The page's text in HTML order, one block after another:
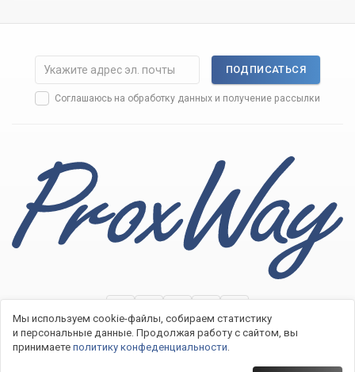
ПОДПИСАТЬСЯ
Соглашаюсь на обработку данных и получение рассылки
2007−2026 © Системы контроля доступа ProxWay
Мы используем cookie-файлы, собираем статистику
и персональные данные. Продолжая работу с сайтом, вы
принимаете политику конфеденциальности.